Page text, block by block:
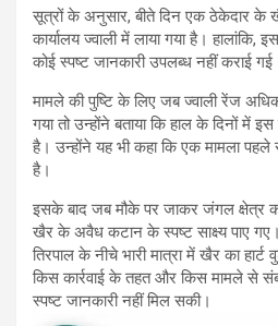
सूत्रों के अनुसार, बीते दिन एक ठेकेदार
कार्यालय ज्वाली में लाया गया है।
कोई स्पष्ट जानकारी उपलब्ध नहीं कराई
मामले की पुष्टि के लिए जब ज्वाली रेंज
गया तो उन्होंने बताया कि हाल के दिनों में इस
है। उन्होंने यह भी कहा कि एक मामला पहले
है।
इसके बाद जब मौके पर जाकर जंगल क्षेत्र का
खैर के अवैध कटान के स्पष्ट साक्ष्य पाए
तिरपाल के नीचे भारी मात्रा में खैर का
किस कार्रवाई के तहत और किस मामले से
स्पष्ट जानकारी नहीं मिल सकी।